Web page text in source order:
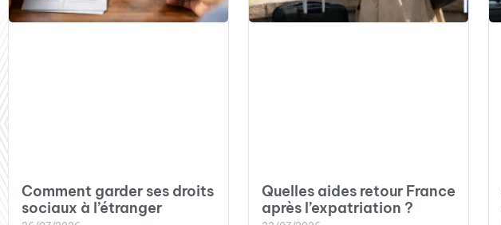
Comment garder ses droits
sociaux à l’étranger
Quelles aides retour France
après l’expatriation ?